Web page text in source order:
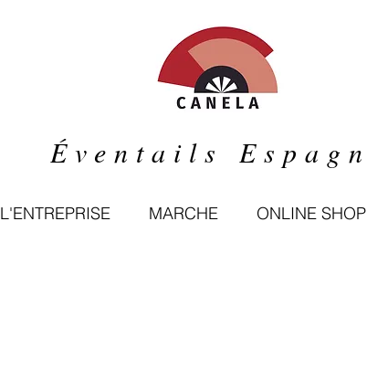
Éventails
L'ENTREPRISE MARCHE ONLINE SHOP